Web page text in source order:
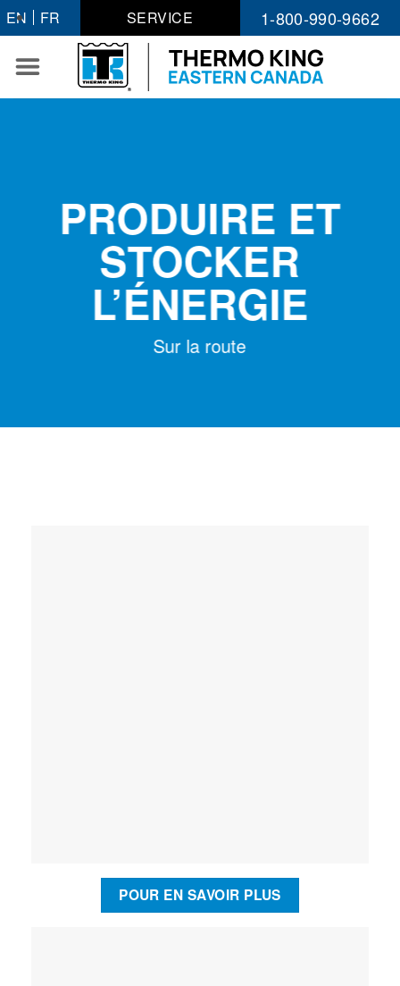
Passer
au
contenu
EN FR SERVICE 1-800-990-9662
PRODUIRE ET
STOCKER
L’ÉNERGIE
Sur la route
POUR EN SAVOIR PLUS